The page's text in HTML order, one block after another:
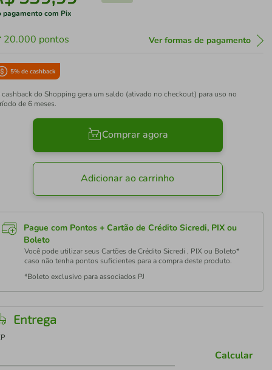
pagamento com Pix
20.000 pontos Ver formas de pagamento
5% de cashback
cashback do Shopping gera um saldo (ativado no checkout) para uso no
de 6 meses.
Comprar agora
Adicionar ao carrinho
Pague com Pontos + Cartão de Crédito Sicredi, PIX ou
Boleto
Você pode utilizar seus Cartões de Crédito Sicredi , PIX ou Boleto*
caso não tenha pontos suficientes para a compra deste produto.
*Boleto exclusivo para associados PJ
Entrega
Calcular